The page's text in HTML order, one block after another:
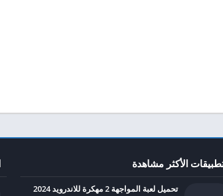
الأكثر مشاهدة
تحميل لعبة المواجهة 2 مهكرة للاندرويد 2024